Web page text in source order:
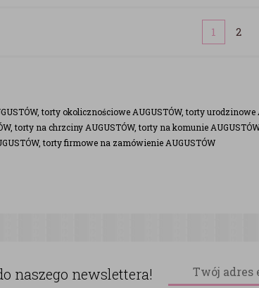
1 2
torty okolicznościowe AUGUSTÓW, torty
torty na chrzciny AUGUSTÓW, torty na komunie
torty firmowe na zamówienie AUGUSTÓW
naszego newslettera!